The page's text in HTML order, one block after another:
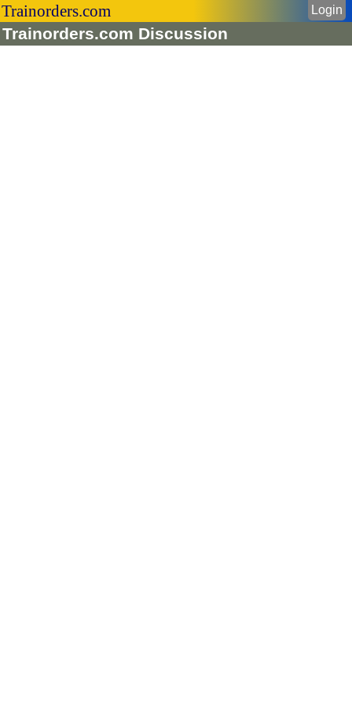
Trainorders.com
Trainorders.com Discussion
Login